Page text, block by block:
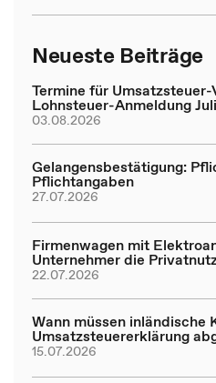
Neueste Beiträge
Termine für
Lohnsteuer-Anmeldung
03.08.2026
Gelangensbestätigung:
Pflichtangaben
27.07.2026
Firmenwagen mit
Unternehmer die
22.07.2026
Wann müssen inländische
Umsatzsteuererklärung
15.07.2026